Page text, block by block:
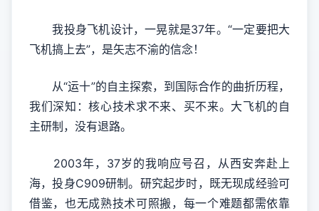
我投身飞机设计，一晃就是37年。“一定要把大
飞机搞上去”，是矢志不渝的信念！
从“运十”的自主探索，到国际合作的曲折历程，
我们深知：核心技术求不来、买不来。大飞机的自
主研制，没有退路。
2003年，37岁的我响应号召，从西安奔赴上
海，投身C909研制。研究起步时，既无现成经验可
借鉴，也无成熟技术可照搬，每一个难题都需依靠